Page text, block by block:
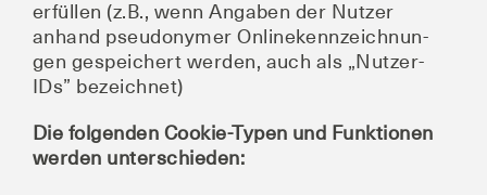
erfül­len (z.B., wenn Anga­ben der Nut­zer
anhand pseud­ony­mer Online­kenn­zeich­nun­
gen gespei­chert wer­den, auch als „Nut­zer-
IDs” bezeichnet)
Die fol­gen­den Coo­kie-Typen und Funk­tio­nen
wer­den unterschieden: